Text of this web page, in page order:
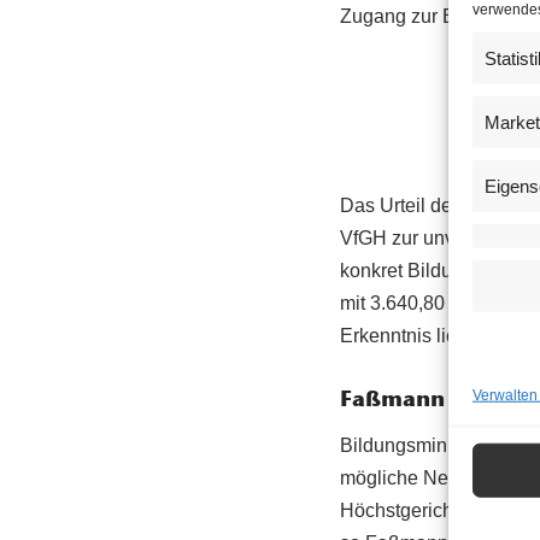
Zugang zur Bildung
Das Urteil des VfGH
VfGH zur
konkret
mit 3.640,80 Euro
Erkenntnis liegt noch
Faßmann pro
Bildungsminister
mögliche Neuregelung
Höchstgerichtsurteil